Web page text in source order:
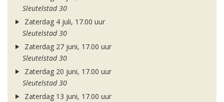
Sleutelstad 30
Zaterdag 4 juli, 17.00 uur
Sleutelstad 30
Zaterdag 27 juni, 17.00 uur
Sleutelstad 30
Zaterdag 20 juni, 17.00 uur
Sleutelstad 30
Zaterdag 13 juni, 17.00 uur